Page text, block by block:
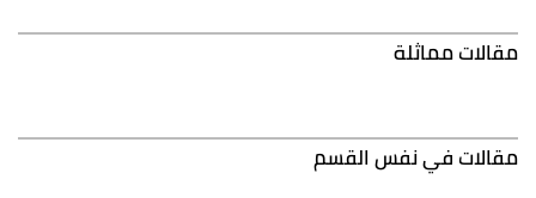
مقالات مماثلة
مقالات في نفس القسم